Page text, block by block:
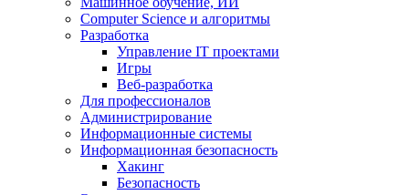
Computer Science и алгоритмы
Разработка
Управление IT проектами
Игры
Веб-разработка
Для профессионалов
Администрирование
Информационные системы
Информационная безопасность
Хакинг
Безопасность